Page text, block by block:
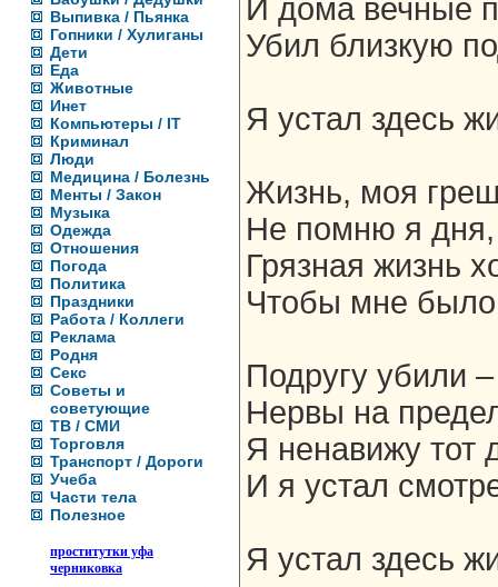
Выпивка / Пьянка
Гопники / Хулиганы
Дети
Еда
Животные
Инет
Компьютеры / IT
Криминал
Люди
Медицина / Болезнь
Менты / Закон
Музыка
Одежда
Отношения
Погода
Политика
Праздники
Работа / Коллеги
Реклама
Родня
Секс
Советы и
советующие
ТВ / СМИ
Торговля
Транспорт / Дороги
Учеба
Части тела
Полезное
проститутки уфа
черниковка
И дома вечные
Убил близкую
Я устал здесь
Жизнь, моя
Не помню я
Грязная жизнь
Чтобы мне
Подругу убили
Нервы на
Я ненавижу тот
И я устал
Я устал здесь